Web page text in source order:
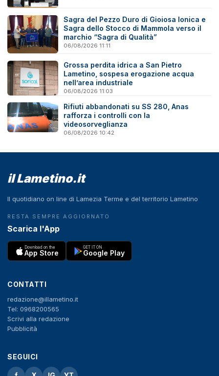
Sagra del Pezzo Duro di Gioiosa Ionica e
Sagra dello Stocco di Mammola verso il
marchio “Sagra di Qualità”
06/08/2026 11:11
Grossa perdita idrica a San Pietro
Lametino, sospesa erogazione acqua
nell’area industriale
06/08/2026 11:03
Rifiuti abbandonati su SS 280, Anas
rafforza i controlli con la
videosorveglianza
06/08/2026 10:42
il Lametino.it
Il quotidiano on line di Lamezia Terme e del territorio Lametino
RESTA SEMPRE AGGIORNATO
Scarica l'App
Download on the
App Store
GET IT ON
Google Play
CONTATTI
redazione@illametino.it
Tel: 0968200565
Scrivi alla redazione
Pubblicità
SEGUICI